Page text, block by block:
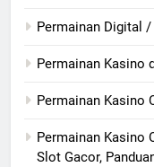
Permainan Digital
Permainan Kasino
Permainan Kasino
Permainan Kasino
Slot Gacor,